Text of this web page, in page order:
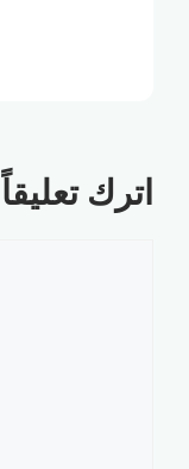
اترك تعليقاً